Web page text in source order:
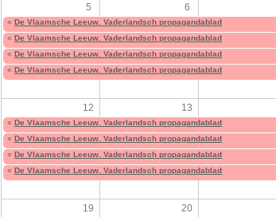
5 6
« De Vlaamsche Leeuw. Vaderlandsch propagandablad
« De Vlaamsche Leeuw. Vaderlandsch propagandablad
« De Vlaamsche Leeuw. Vaderlandsch propagandablad
« De Vlaamsche Leeuw. Vaderlandsch propagandablad
12 13
« De Vlaamsche Leeuw. Vaderlandsch propagandablad
« De Vlaamsche Leeuw. Vaderlandsch propagandablad
« De Vlaamsche Leeuw. Vaderlandsch propagandablad
« De Vlaamsche Leeuw. Vaderlandsch propagandablad
19 20